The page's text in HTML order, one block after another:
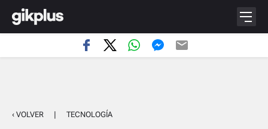
‹ VOLVER | TECNOLOGÍA